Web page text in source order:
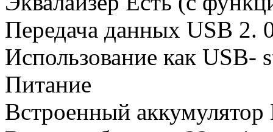
Передача данных USB 2.
Использование как USB-
Питание
Встроенный